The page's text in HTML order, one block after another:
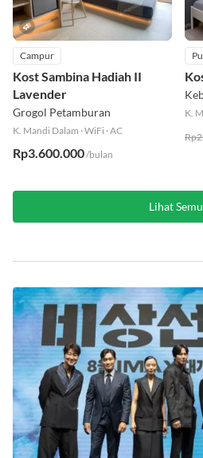
Campur
Kost Sambina Hadiah II
Lavender
Grogol Petamburan
K. Mandi Dalam ·WiFi ·AC
Rp3.600.000/bulan
K.
Lihat